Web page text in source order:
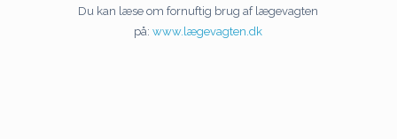
Du kan læse om fornuftig brug af lægevagten
på:www.lægevagten.dk